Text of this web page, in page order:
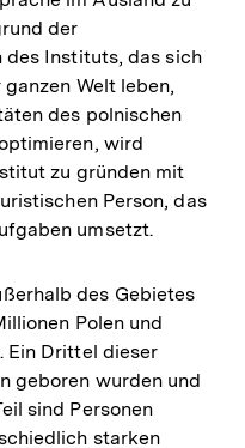
der
Instituts, das sich
Welt leben,
des polnischen
wird
zu gründen mit
Person, das
umsetzt.
des Gebietes
Polen und
Ein Drittel dieser
geboren wurden und
sind Personen
starken